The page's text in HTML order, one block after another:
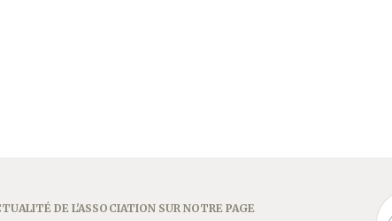
DE L'ASSOCIATION SUR NOTRE PAGE